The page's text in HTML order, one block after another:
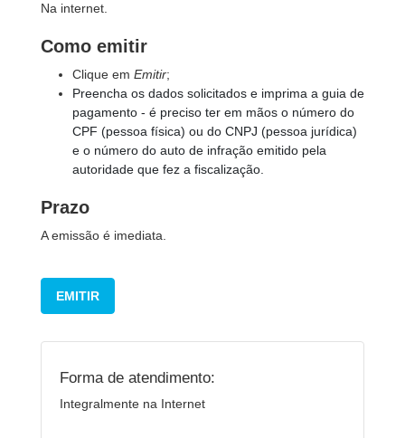
Na internet.
Como emitir
Clique em Emitir;
Preencha os dados solicitados e imprima a guia de
pagamento - é preciso ter em mãos o número do
CPF (pessoa física) ou do CNPJ (pessoa jurídica)
e o número do auto de infração emitido pela
autoridade que fez a fiscalização.
Prazo
A emissão é imediata.
EMITIR
Forma de atendimento:
Integralmente na Internet